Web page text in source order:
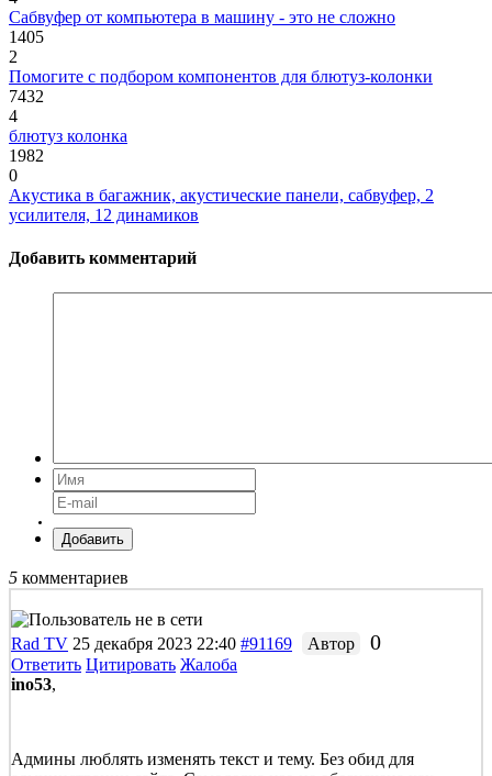
Сабвуфер от компьютера в машину - это не сложно
1405
2
Помогите с подбором компонентов для блютуз-колонки
7432
4
блютуз колонка
1982
0
Акустика в багажник, акустические панели, сабвуфер, 2
усилителя, 12 динамиков
Добавить комментарий
Добавить
5 комментариев
Rad TV 25 декабря 2023 22:40 #91169 Автор 0
Ответить Цитировать Жалоба
ino53,
Админы люблять изменять текст и тему. Без обид для